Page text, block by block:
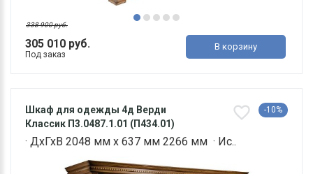
305 010 руб.
338 900 руб.
Под заказ
В корзину
Шкаф для одежды 4д Верди
Классик П3.0487.1.01 (П434.01)
-10%
· ДхГхВ 2048 мм х 637 мм 2266 мм · Ис..